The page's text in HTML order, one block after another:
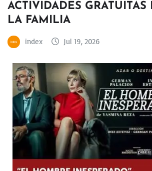
ACTIVIDADES GRATUITAS
LA FAMILIA
index Jul 19, 2026